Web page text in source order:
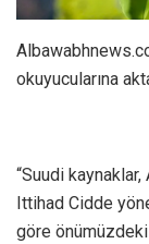
okuyucularına
“Suudi
Ittihad Cidde
göre